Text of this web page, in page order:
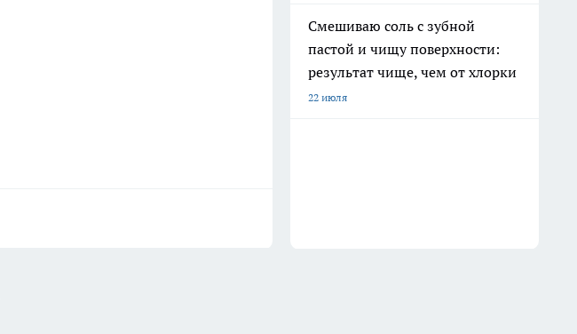
Смешиваю соль с зубной
пастой и чищу поверхности:
результат чище, чем от хлорки
22 июля